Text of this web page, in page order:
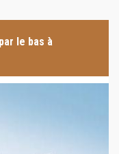
le bas à